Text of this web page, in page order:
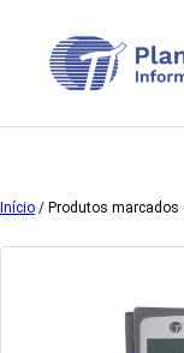
Início / Produtos marcados